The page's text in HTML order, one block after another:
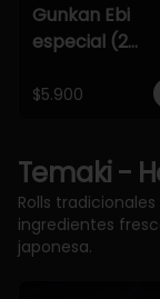
Gunkan Ebi
especial (2
$5.900
Temaki -
Rolls
ingredientes
japonesa.